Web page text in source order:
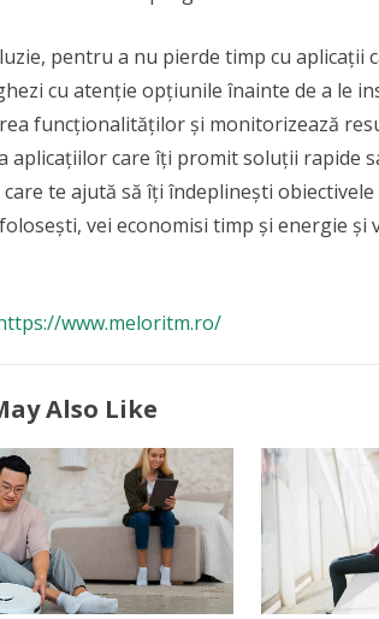
pentru a nu pierde timp cu aplicații
cu atenție opțiunile înainte de a le
funcționalităților și monitorizează
aplicațiilor care îți promit soluții rapide
care te ajută să îți îndeplinești
vei economisi timp și energie
www.meloritm.ro/
Also Like